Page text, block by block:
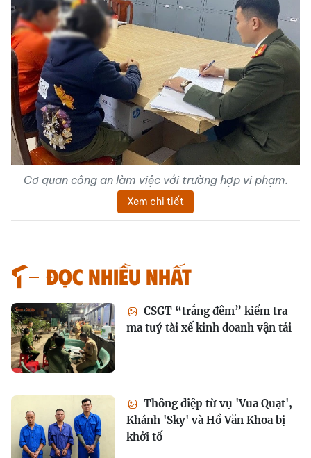
Cơ quan công an làm việc với trường hợp vi phạm.
Xem chi tiết
Đọc nhiều nhất
CSGT “trắng đêm” kiểm tra
ma tuý tài xế kinh doanh vận tải
Thông điệp từ vụ 'Vua Quạt',
Khánh 'Sky' và Hồ Văn Khoa bị
khởi tố